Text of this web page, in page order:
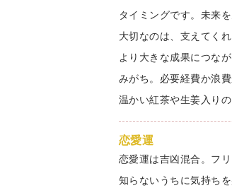
タイミングです。未来
大切なのは、支えてく
より大きな成果につな
みがち。必要経費か浪
温かい紅茶や生姜入り
恋愛運
恋愛運は吉凶混合。フ
知らないうちに気持ち